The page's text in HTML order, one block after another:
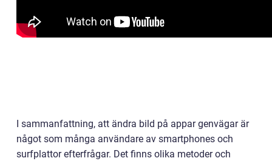
I sammanfattning, att ändra bild på appar genvägar är
något som många användare av smartphones och
surfplattor efterfrågar. Det finns olika metoder och